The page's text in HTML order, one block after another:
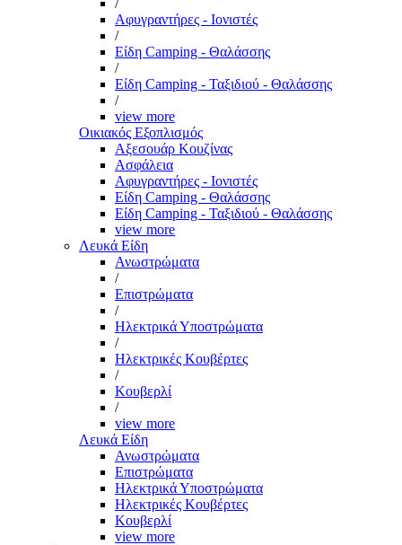
/
Αφυγραντήρες - Ιονιστές
/
Είδη Camping - Θαλάσσης
/
Είδη Camping - Ταξιδιού - Θαλάσσης
/
view more
Οικιακός Εξοπλισμός
Αξεσουάρ Κουζίνας
Ασφάλεια
Αφυγραντήρες - Ιονιστές
Είδη Camping - Θαλάσσης
Είδη Camping - Ταξιδιού - Θαλάσσης
view more
Λευκά Είδη
Ανωστρώματα
/
Επιστρώματα
/
Ηλεκτρικά Υποστρώματα
/
Ηλεκτρικές Κουβέρτες
/
Κουβερλί
/
view more
Λευκά Είδη
Ανωστρώματα
Επιστρώματα
Ηλεκτρικά Υποστρώματα
Ηλεκτρικές Κουβέρτες
Κουβερλί
view more